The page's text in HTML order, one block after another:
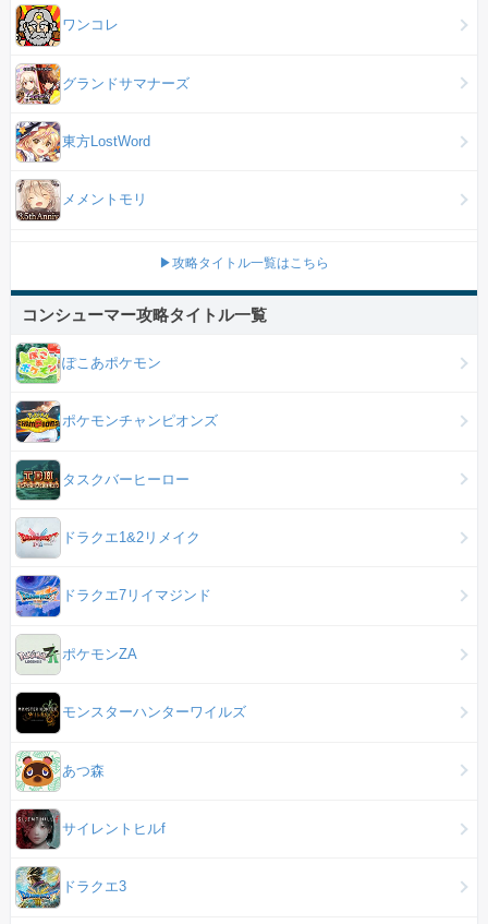
ワンコレ
グランドサマナーズ
東方LostWord
メメントモリ
▶攻略タイトル一覧はこちら
コンシューマー攻略タイトル一覧
ぽこあポケモン
ポケモンチャンピオンズ
タスクバーヒーロー
ドラクエ1&2リメイク
ドラクエ7リイマジンド
ポケモンZA
モンスターハンターワイルズ
あつ森
サイレントヒルf
ドラクエ3